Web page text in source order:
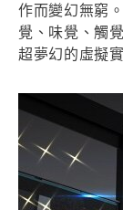
作而變幻無窮
覺、味覺、觸
超夢幻的虛擬